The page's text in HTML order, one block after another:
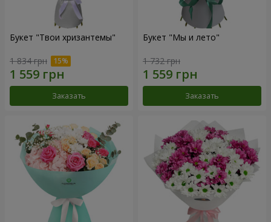
Букет "Твои хризантемы"
1 834 грн
Заказать
Букет "Мы и лето"
1 732 грн
Заказать